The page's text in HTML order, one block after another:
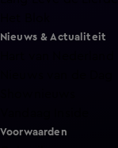
Nieuws & Actualiteit
Voorwaarden